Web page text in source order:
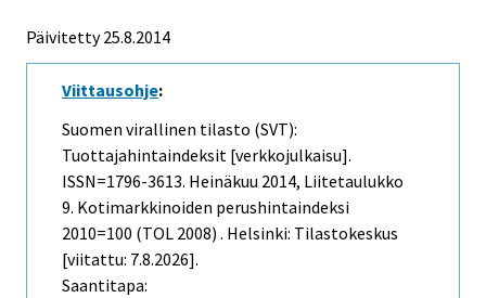
Päivitetty 25.8.2014
Viittausohje:
Suomen virallinen tilasto (SVT):
Tuottajahintaindeksit [verkkojulkaisu].
ISSN=1796-3613. Heinäkuu 2014, Liitetaulukko
9. Kotimarkkinoiden perushintaindeksi
2010=100 (TOL 2008) . Helsinki: Tilastokeskus
[viitattu: 7.8.2026].
Saantitapa: